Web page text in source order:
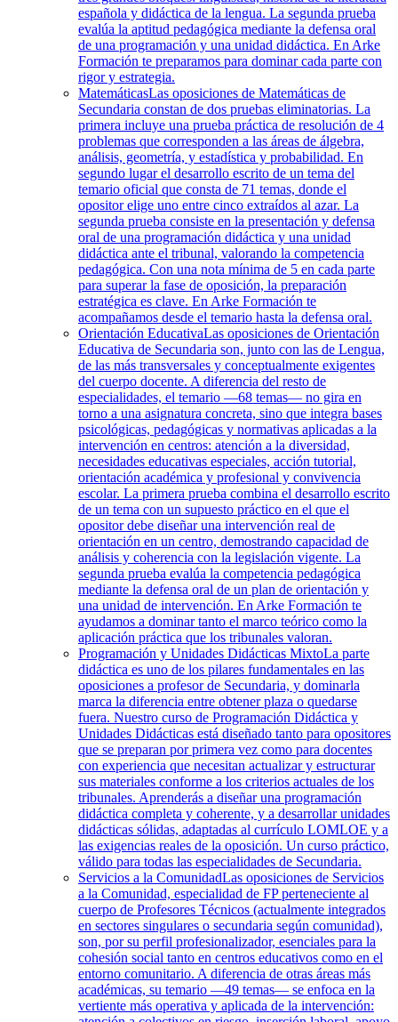
española y didáctica de la lengua. La segunda prueba
evalúa la aptitud pedagógica mediante la defensa oral
de una programación y una unidad didáctica. En Arke
Formación te preparamos para dominar cada parte con
rigor y estrategia.
MatemáticasLas oposiciones de Matemáticas de
Secundaria constan de dos pruebas eliminatorias. La
primera incluye una prueba práctica de resolución de 4
problemas que corresponden a las áreas de álgebra,
análisis, geometría, y estadística y probabilidad. En
segundo lugar el desarrollo escrito de un tema del
temario oficial que consta de 71 temas, donde el
opositor elige uno entre cinco extraídos al azar. La
segunda prueba consiste en la presentación y defensa
oral de una programación didáctica y una unidad
didáctica ante el tribunal, valorando la competencia
pedagógica. Con una nota mínima de 5 en cada parte
para superar la fase de oposición, la preparación
estratégica es clave. En Arke Formación te
acompañamos desde el temario hasta la defensa oral.
Orientación EducativaLas oposiciones de Orientación
Educativa de Secundaria son, junto con las de Lengua,
de las más transversales y conceptualmente exigentes
del cuerpo docente. A diferencia del resto de
especialidades, el temario —68 temas— no gira en
torno a una asignatura concreta, sino que integra bases
psicológicas, pedagógicas y normativas aplicadas a la
intervención en centros: atención a la diversidad,
necesidades educativas especiales, acción tutorial,
orientación académica y profesional y convivencia
escolar. La primera prueba combina el desarrollo escrito
de un tema con un supuesto práctico en el que el
opositor debe diseñar una intervención real de
orientación en un centro, demostrando capacidad de
análisis y coherencia con la legislación vigente. La
segunda prueba evalúa la competencia pedagógica
mediante la defensa oral de un plan de orientación y
una unidad de intervención. En Arke Formación te
ayudamos a dominar tanto el marco teórico como la
aplicación práctica que los tribunales valoran.
Programación y Unidades Didácticas MixtoLa parte
didáctica es uno de los pilares fundamentales en las
oposiciones a profesor de Secundaria, y dominarla
marca la diferencia entre obtener plaza o quedarse
fuera. Nuestro curso de Programación Didáctica y
Unidades Didácticas está diseñado tanto para opositores
que se preparan por primera vez como para docentes
con experiencia que necesitan actualizar y estructurar
sus materiales conforme a los criterios actuales de los
tribunales. Aprenderás a diseñar una programación
didáctica completa y coherente, y a desarrollar unidades
didácticas sólidas, adaptadas al currículo LOMLOE y a
las exigencias reales de la oposición. Un curso práctico,
válido para todas las especialidades de Secundaria.
Servicios a la ComunidadLas oposiciones de Servicios
a la Comunidad, especialidad de FP perteneciente al
cuerpo de Profesores Técnicos (actualmente integrados
en sectores singulares o secundaria según comunidad),
son, por su perfil profesionalizador, esenciales para la
cohesión social tanto en centros educativos como en el
entorno comunitario. A diferencia de otras áreas más
académicas, su temario —49 temas— se enfoca en la
vertiente más operativa y aplicada de la intervención: